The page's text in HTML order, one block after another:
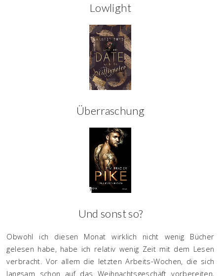
Lowlight
Überraschung
Und sonst so?
Obwohl ich diesen Monat wirklich nicht wenig Bücher
gelesen habe, habe ich relativ wenig Zeit mit dem Lesen
verbracht. Vor allem die letzten Arbeits-Wochen, die sich
langsam schon auf das Weihnachtsgeschäft vorbereiten,